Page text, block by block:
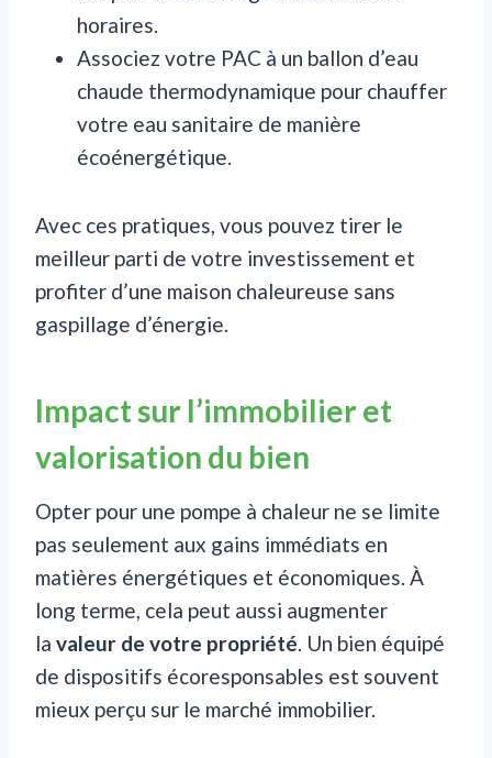
horaires.
Associez votre PAC à un ballon d’eau
chaude thermodynamique pour chauffer
votre eau sanitaire de manière
écoénergétique.
Avec ces pratiques, vous pouvez tirer le
meilleur parti de votre investissement et
profiter d’une maison chaleureuse sans
gaspillage d’énergie.
Impact sur l’immobilier et
valorisation du bien
Opter pour une pompe à chaleur ne se limite
pas seulement aux gains immédiats en
matières énergétiques et économiques. À
long terme, cela peut aussi augmenter
la valeur de votre propriété. Un bien équipé
de dispositifs écoresponsables est souvent
mieux perçu sur le marché immobilier.